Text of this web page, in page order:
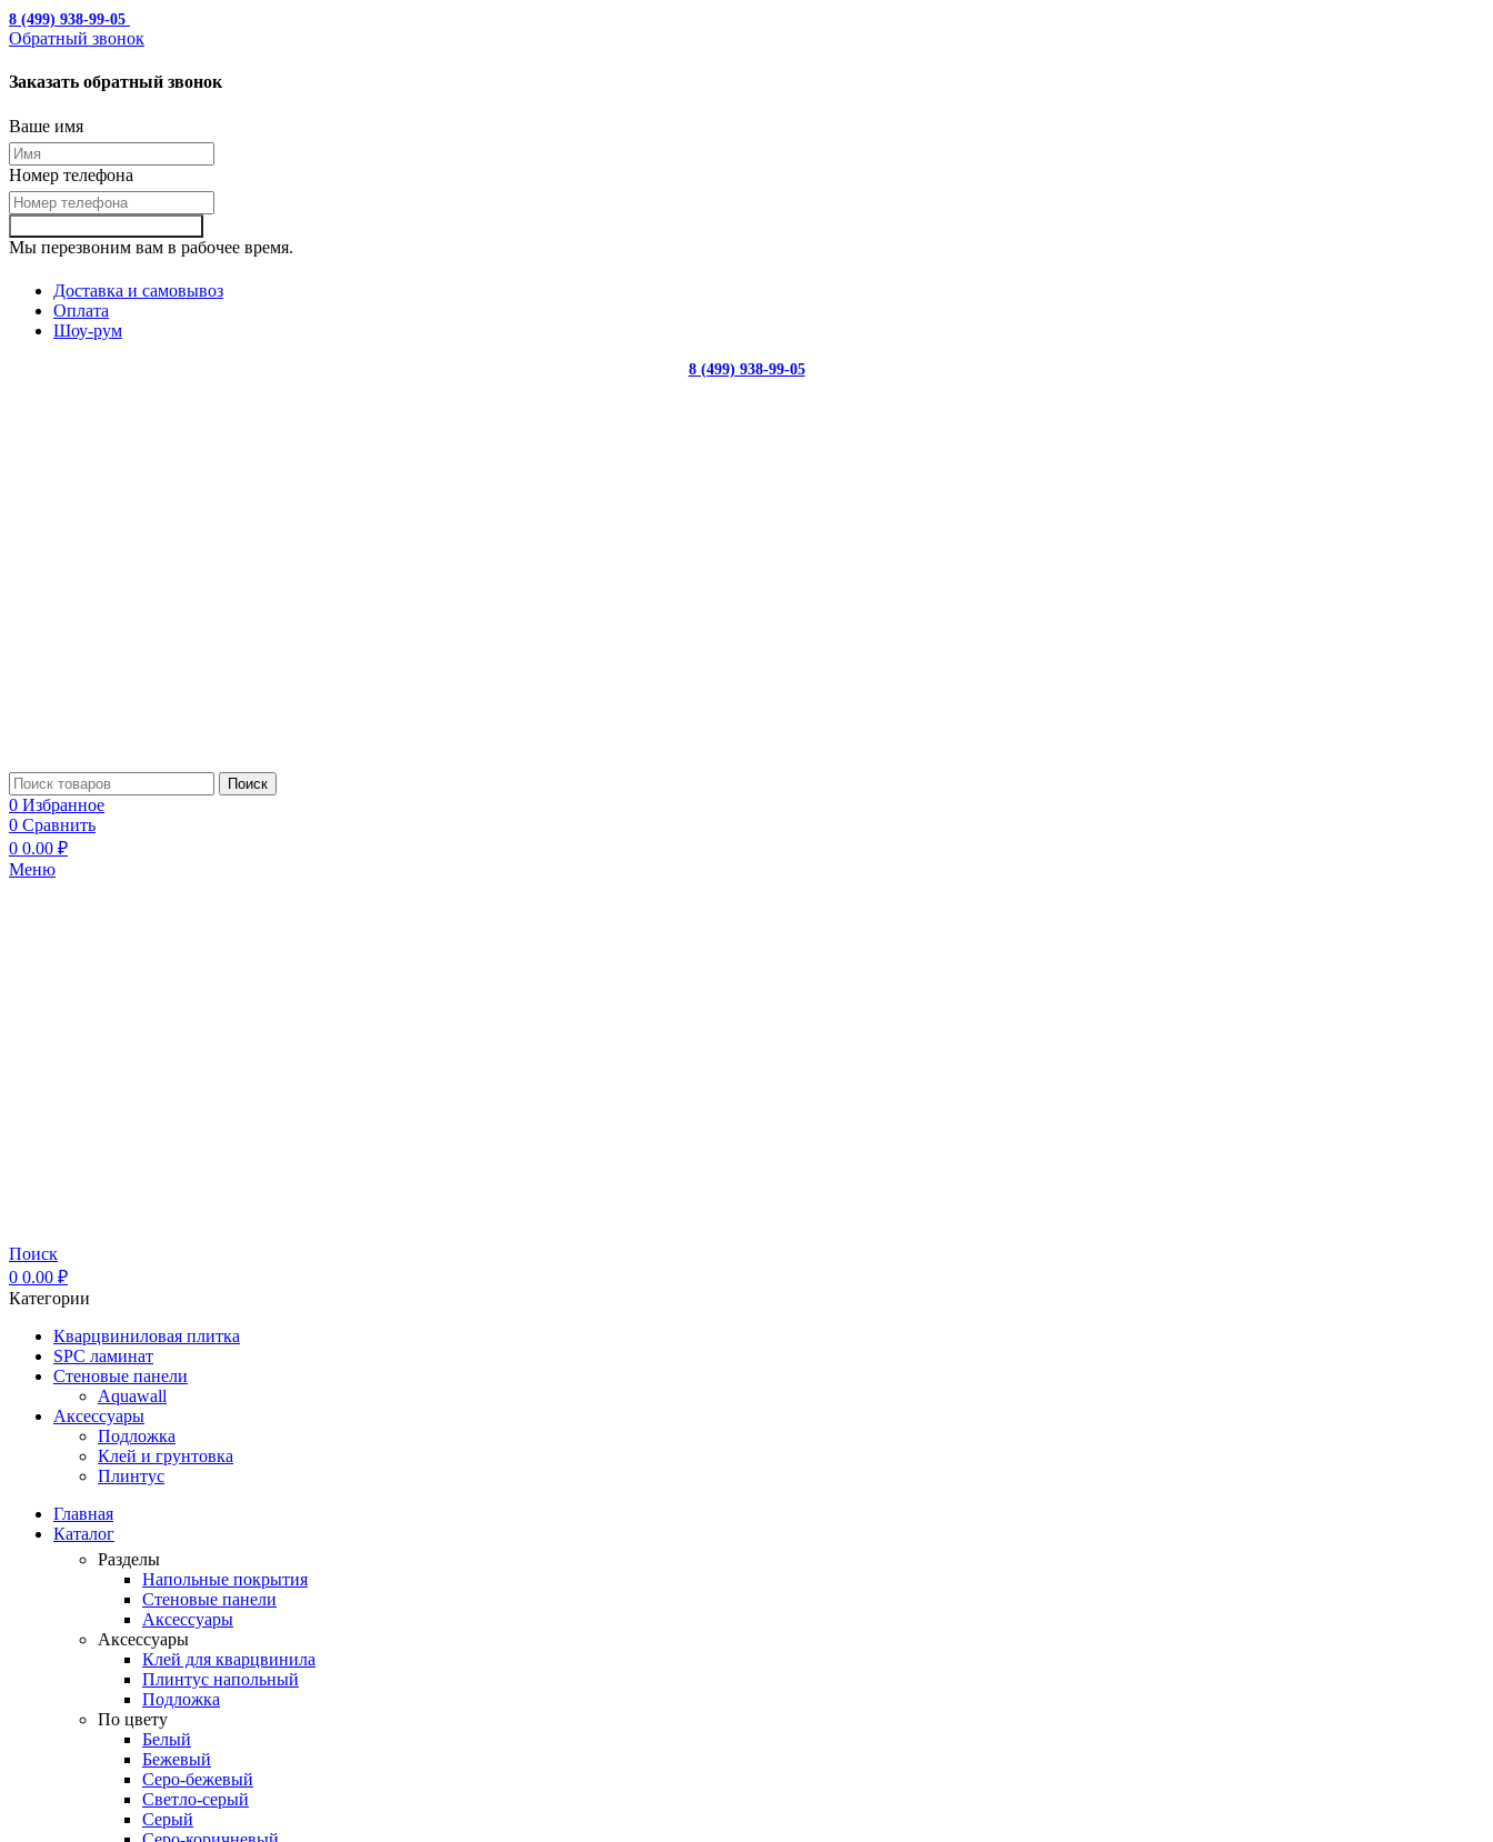
8 (499) 938-99-05
Обратный звонок
Заказать обратный звонок
Ваше имя
Номер телефона
Мы перезвоним вам в рабочее время.
Доставка и самовывоз
Оплата
Шоу-рум
8 (499) 938-99-05
Поиск
0 Избранное
0 Сравнить
0 0.00 ₽
Меню
Поиск
0 0.00 ₽
Категории
Кварцвиниловая плитка
SPC ламинат
Стеновые панели
Aquawall
Аксессуары
Подложка
Клей и грунтовка
Плинтус
Главная
Каталог
Разделы
Напольные покрытия
Стеновые панели
Аксессуары
Аксессуары
Клей для кварцвинила
Плинтус напольный
Подложка
По цвету
Белый
Бежевый
Серо-бежевый
Светло-серый
Серый